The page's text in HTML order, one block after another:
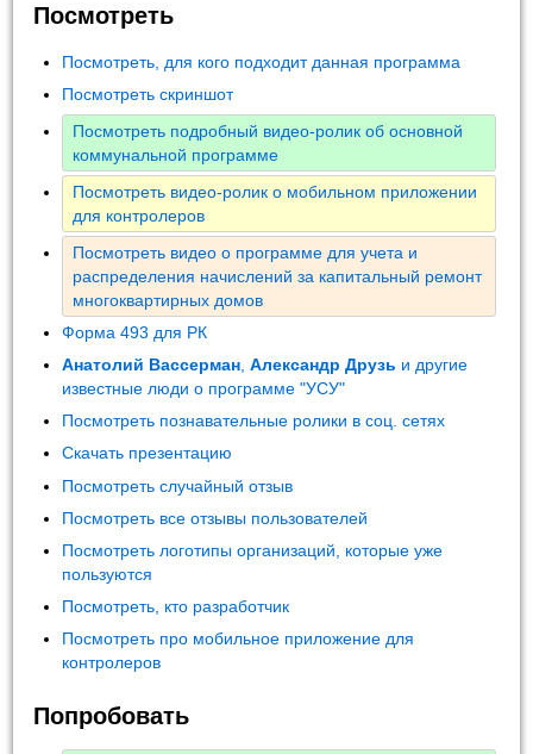
Посмотреть
Посмотреть, для кого подходит данная программа
Посмотреть скриншот
Посмотреть подробный видео-ролик об основной
коммунальной программе
Посмотреть видео-ролик о мобильном приложении
для контролеров
Посмотреть видео о программе для учета и
распределения начислений за капитальный ремонт
многоквартирных домов
Форма 493 для РК
Анатолий Вассерман ,Александр Друзь и другие
известные люди о программе "УСУ"
Посмотреть познавательные ролики в соц. сетях
Скачать презентацию
Посмотреть случайный отзыв
Посмотреть все отзывы пользователей
Посмотреть логотипы организаций, которые уже
пользуются
Посмотреть, кто разработчик
Посмотреть про мобильное приложение для
контролеров
Попробовать